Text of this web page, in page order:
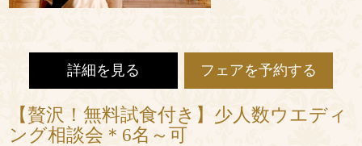
詳細を見る フェアを予約する
【贅沢！無料試食付き】少人数ウエディ
ング相談会＊6名～可